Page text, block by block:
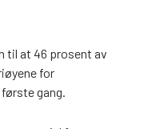
til at 46 prosent av
for
gang.